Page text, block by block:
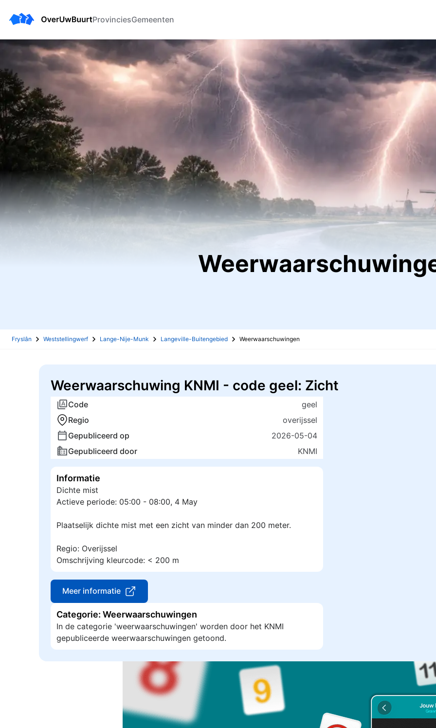
ProvinciesGemeenten
Fryslân Weststellingwerf Lange-Nije-Munk Langeville-Buitengebied Weerwaarschuwingen
Weerwaarschuwing KNMI - code geel: Zicht
Code
geel
Regio
overijssel
Gepubliceerd op
2026-05-04
Gepubliceerd door
KNMI
Informatie
Dichte mist
Actieve periode: 05:00 - 08:00, 4 May
Plaatselijk dichte mist met een zicht van minder dan 200 meter.
Regio: Overijssel
Omschrijving kleurcode: < 200 m
Meer informatie
Categorie: Weerwaarschuwingen
In de categorie 'weerwaarschuwingen' worden door het KNMI
gepubliceerde weerwaarschuwingen getoond.